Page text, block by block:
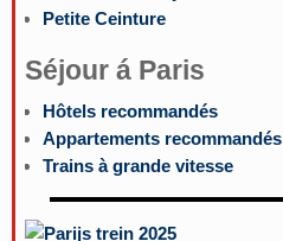
Petite Ceinture
Séjour á Paris
Hôtels recommandés
Appartements recommandés
Trains à grande vitesse